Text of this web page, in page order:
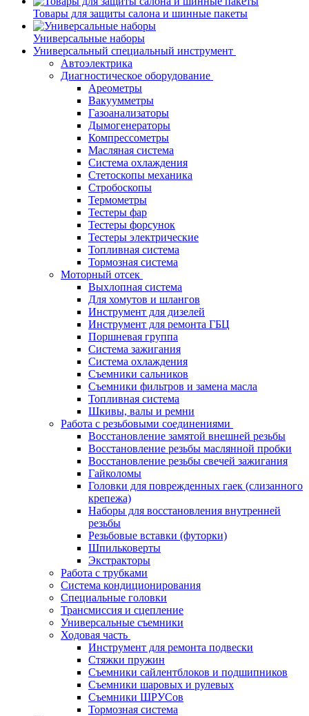
Товары для защиты салона и шинные пакеты
Универсальные наборы
Универсальный специальный инструмент
Автоэлектрика
Диагностическое оборудование
Ареометры
Вакуумметры
Газоанализаторы
Дымогенераторы
Компрессометры
Масляная система
Система охлаждения
Стетоскопы механика
Стробоскопы
Термометры
Тестеры фар
Тестеры форсунок
Тестеры электрические
Топливная система
Тормозная система
Моторный отсек
Выхлопная система
Для хомутов и шлангов
Инструмент для дизелей
Инструмент для ремонта ГБЦ
Поршневая группа
Система зажигания
Система охлаждения
Съемники сальников
Съемники фильтров и замена масла
Топливная система
Шкивы, валы и ремни
Работа с резьбовыми соединениями
Восстановление замятой внешней резьбы
Восстановление резьбы маслянной пробки
Восстановление резьбы свечей зажигания
Гайколомы
Головки для поврежденных гаек (слизанного
крепежа)
Наборы для восстановления внутренней
резьбы
Резьбовые вставки (футорки)
Шпильковерты
Экстракторы
Работа с трубками
Система кондиционирования
Специальные головки
Трансмиссия и сцепление
Универсальные съемники
Ходовая часть
Инструмент для ремонта подвески
Стяжки пружин
Съемники сайлентблоков и подшипников
Съемники шаровых и рулевых
Съемники ШРУСов
Тормозная система